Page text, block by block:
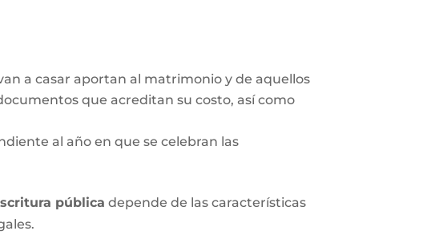
a casar aportan al matrimonio y de aquellos
que acreditan su costo, así como
al año en que se celebran las
pública depende de las características